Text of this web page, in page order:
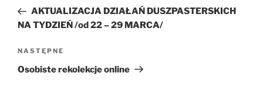
wpisAKTUALIZACJA DZIAŁAŃ DUSZPASTERSKICH
NA TYDZIEŃ /od 22 – 29 MARCA/
Następny
wpis
NASTĘPNE
Osobiste rekolekcje online